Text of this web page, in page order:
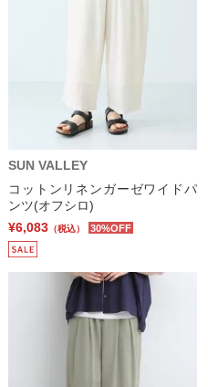
SUN VALLEY
コットンリネンガーゼワイドパ
ンツ(オフシロ)
¥6,083 （税込） 30%OFF